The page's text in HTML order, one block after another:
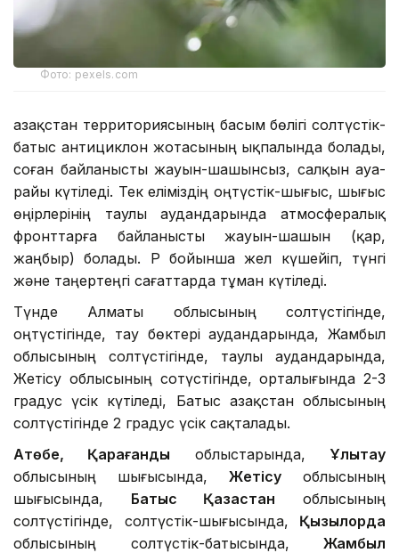
Фото: pexels.com
Қазақстан территориясының басым бөлігі солтүстік-
батыс антициклон жотасының ықпалында болады,
соған байланысты жауын-шашынсыз, салқын ауа-
райы күтіледі. Тек еліміздің оңтүстік-шығыс, шығыс
өңірлерінің таулы аудандарында атмосфералық
фронттарға байланысты жауын-шашын (қар,
жаңбыр) болады. ҚР бойынша жел күшейіп, түнгі
және таңертеңгі сағаттарда тұман күтіледі.
Түнде Алматы облысының солтүстігінде,
оңтүстігінде, тау бөктері аудандарында, Жамбыл
облысының солтүстігінде, таулы аудандарында,
Жетісу облысының сотүстігінде, орталығында 2-3
градус үсік күтіледі, Батыс Қазақстан облысының
солтүстігінде 2 градус үсік сақталады.
Ақтөбе, Қарағанды облыстарында, Ұлытау
облысының шығысында, Жетісу облысының
шығысында, Батыс Қазақстан облысының
солтүстігінде, солтүстік-шығысында, Қызылорда
облысының солтүстік-батысында, Жамбыл